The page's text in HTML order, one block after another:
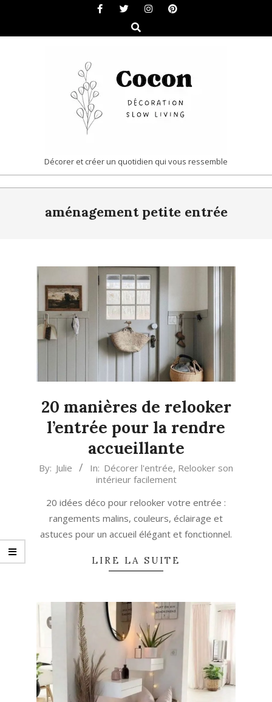
content
Search
COCON
|
DÉCORATION
LIVING
Décorer et créer un quotidien qui vous ressemble
aménagement petite entrée
20 manières de relooker
l’entrée pour la rendre
accueillante
2022-
By: Julie In: Décorer l'entrée, Relooker son
intérieur facilement
20 idées déco pour relooker votre entrée :
rangements malins, couleurs, éclairage et
astuces pour un accueil élégant et fonctionnel.
LIRE LA SUITE